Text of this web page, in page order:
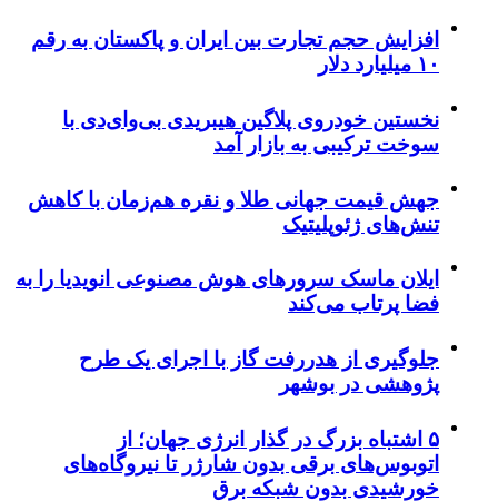
افزایش حجم تجارت بین ایران و پاکستان به رقم
۱۰ میلیارد دلار
نخستین خودروی پلاگین هیبریدی بی‌وای‌دی با
سوخت ترکیبی به بازار آمد
جهش قیمت جهانی طلا و نقره هم‌زمان با کاهش
تنش‌های ژئوپلیتیک
ایلان ماسک سرورهای هوش مصنوعی انویدیا را به
فضا پرتاب می‌کند
جلوگیری از هدررفت گاز با اجرای یک طرح
پژوهشی در بوشهر
۵ اشتباه بزرگ در گذار انرژی جهان؛ از
اتوبوس‌های برقی بدون شارژر تا نیروگاه‌های
خورشیدی بدون شبکه برق